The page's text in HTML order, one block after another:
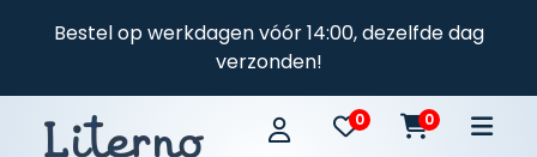
Bestel op werkdagen vóór 14:00, dezelfde dag
verzonden!
0 0